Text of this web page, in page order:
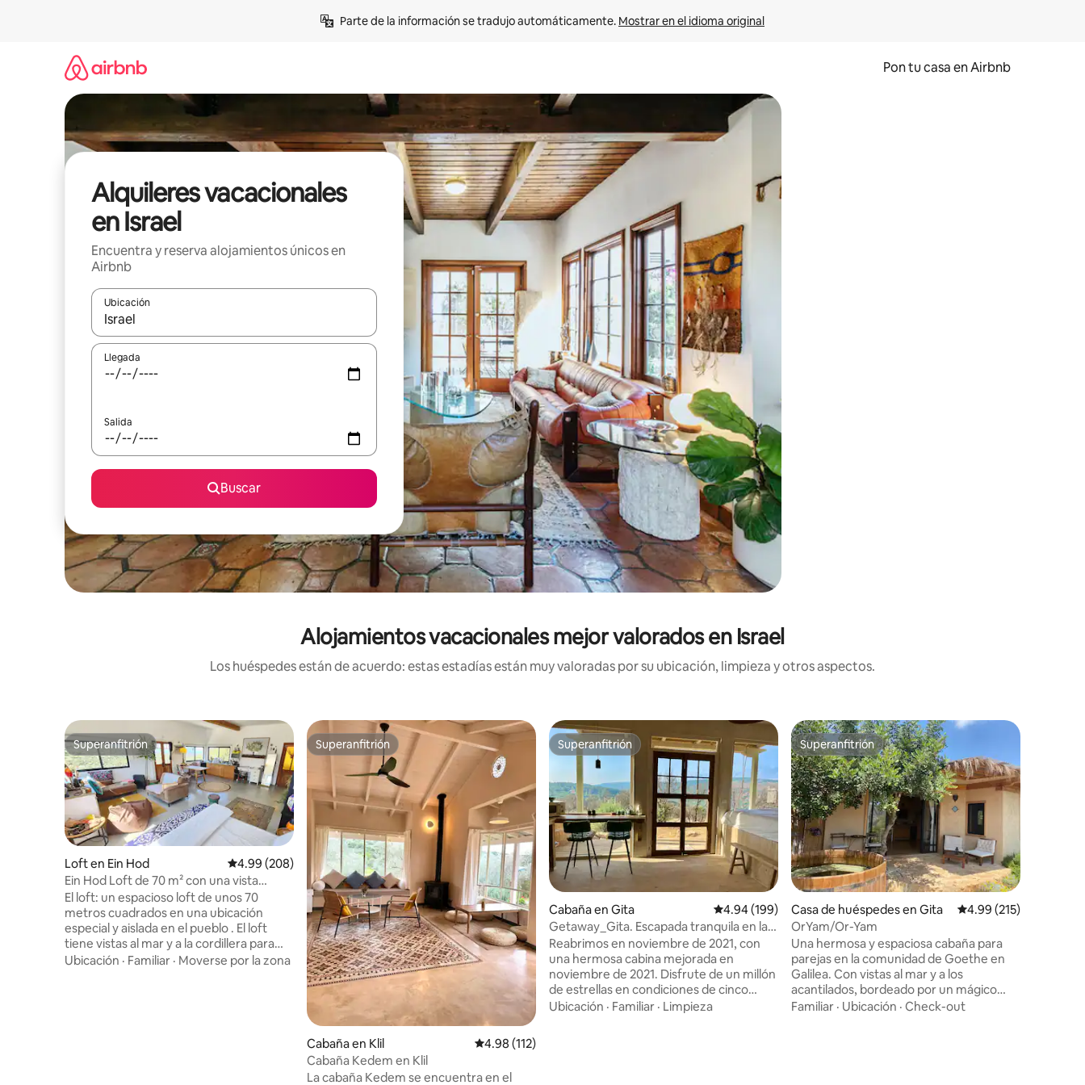
Parte de la información se tradujo automáticamente. Mostrar en el idioma original
Pon tu casa en Airbnb
Alquileres vacacionales
en Israel
Encuentra y reserva alojamientos únicos en
Airbnb
Ubicación
Cuando los resultados estén disponibles, navega con las teclas de flecha hacia arriba y hacia abajo o explora con el tacto o desliza el dedo.
Llegada
Salida
Buscar
Alojamientos vacacionales mejor valorados en Israel
Los huéspedes están de acuerdo: estas estadías están muy valoradas por su ubicación, limpieza y otros aspectos.
Superanfitrión
Superanfitrión
Loft en Ein Hod Calificación promedio: 4.99 de 5, 208 reseñas
4.99 (208)
Ein Hod Loft de 70 m² con una vista
panorámica mágica y espectacular del
mar y la montaña
El loft: un espacioso loft de unos 70
metros cuadrados en una ubicación
especial y aislada en el pueblo . El loft
tiene vistas al mar y a la cordillera para
disfrutar de vistas panorámicas y puestas
Ubicación · Familiar · Moverse por la zona
Superanfitrión
Superanfitrión
Cabaña en Klil Calificación promedio: 4.98 de 5, 112 reseñas
4.98 (112)
Cabaña Kedem en Klil
La cabaña Kedem se encuentra en el
Superanfitrión
Superanfitrión
Cabaña en Gita Calificación promedio: 4.94 de 5, 199 reseñas
4.94 (199)
Getaway_Gita. Escapada tranquila en la
montaña de Galilea
Reabrimos en noviembre de 2021, con
una hermosa cabina mejorada en
noviembre de 2021. Disfrute de un millón
de estrellas en condiciones de cinco
estrellas, conozca la naturaleza de cerca,
Ubicación · Familiar · Limpieza
Superanfitrión
Superanfitrión
Casa de huéspedes en Gita Calificación promedio:
4.99 (215)
OrYam/Or-Yam
Una hermosa y espaciosa cabaña para
parejas en la comunidad de Goethe en
Galilea. Con vistas al mar y a los
acantilados, bordeado por un mágico
uadi y rodeado de naturaleza verde por
Familiar · Ubicación · Check-out